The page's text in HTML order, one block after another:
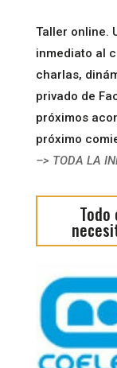
Taller online.
inmediato al
charlas,
privado de
próximos
próximo
–> TODA LA